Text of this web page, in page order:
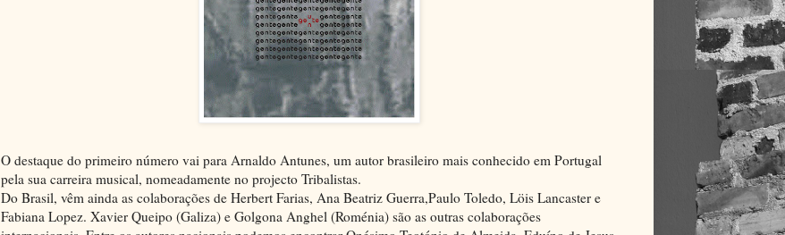
O destaque do primeiro número vai para Arnaldo Antunes, um autor brasileiro mais conhecido em Portugal
pela sua carreira musical, nomeadamente no projecto Tribalistas.
Do Brasil, vêm ainda as colaborações de Herbert Farias, Ana Beatriz Guerra,Paulo Toledo, Löis Lancaster e
Fabiana Lopez. Xavier Queipo (Galiza) e Golgona Anghel (Roménia) são as outras colaborações